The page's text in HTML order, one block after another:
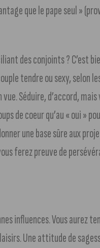
que le pape seul »
des conjoints ? C’est
tendre ou sexy, selon
Séduire, d’accord,
de coeur qu’au « oui »
une base sûre aux
ferez preuve de
influences. Vous aurez
Une attitude de